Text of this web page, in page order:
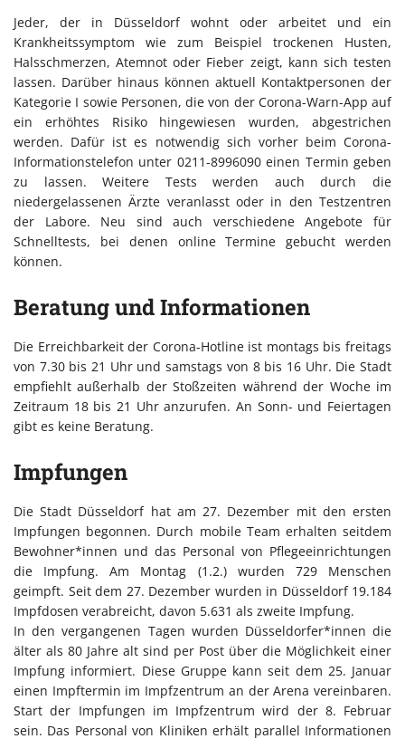
Jeder, der in Düsseldorf wohnt oder arbeitet und ein
Krankheitssymptom wie zum Beispiel trockenen Husten,
Halsschmerzen, Atemnot oder Fieber zeigt, kann sich testen
lassen. Darüber hinaus können aktuell Kontaktpersonen der
Kategorie I sowie Personen, die von der Corona-Warn-App auf
ein erhöhtes Risiko hingewiesen wurden, abgestrichen
werden. Dafür ist es notwendig sich vorher beim Corona-
Informationstelefon unter 0211-8996090 einen Termin geben
zu lassen. Weitere Tests werden auch durch die
niedergelassenen Ärzte veranlasst oder in den Testzentren
der Labore. Neu sind auch verschiedene Angebote für
Schnelltests, bei denen online Termine gebucht werden
können.
Beratung und Informationen
Die Erreichbarkeit der Corona-Hotline ist montags bis freitags
von 7.30 bis 21 Uhr und samstags von 8 bis 16 Uhr. Die Stadt
empfiehlt außerhalb der Stoßzeiten während der Woche im
Zeitraum 18 bis 21 Uhr anzurufen. An Sonn- und Feiertagen
gibt es keine Beratung.
Impfungen
Die Stadt Düsseldorf hat am 27. Dezember mit den ersten
Impfungen begonnen. Durch mobile Team erhalten seitdem
Bewohner*innen und das Personal von Pflegeeinrichtungen
die Impfung. Am Montag (1.2.) wurden 729 Menschen
geimpft. Seit dem 27. Dezember wurden in Düsseldorf 19.184
Impfdosen verabreicht, davon 5.631 als zweite Impfung.
In den vergangenen Tagen wurden Düsseldorfer*innen die
älter als 80 Jahre alt sind per Post über die Möglichkeit einer
Impfung informiert. Diese Gruppe kann seit dem 25. Januar
einen Impftermin im Impfzentrum an der Arena vereinbaren.
Start der Impfungen im Impfzentrum wird der 8. Februar
sein. Das Personal von Kliniken erhält parallel Informationen